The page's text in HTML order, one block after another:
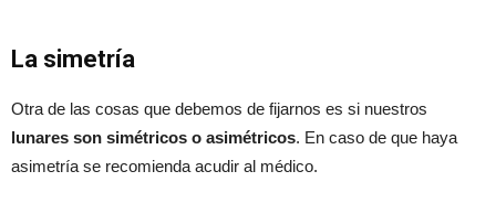
La simetría
Otra de las cosas que debemos de fijarnos es si nuestros
lunares son simétricos o asimétricos. En caso de que haya
asimetría se recomienda acudir al médico.